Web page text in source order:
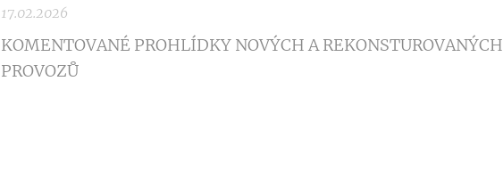
17.02.2026
KOMENTOVANÉ PROHLÍDKY NOVÝCH A REKONSTUROVANÝCH
PROVOZŮ